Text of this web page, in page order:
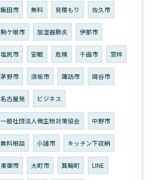
飯田市 無料 見積もり 佐久市
駒ケ根市 加湿器肺炎 伊那市
塩尻市 安眠 危険 千曲市 窓枠
茅野市 須坂市 諏訪市 岡谷市
名古屋発 ビジネス
一般社団法人微生物対策協会 中野市
無料相談 小諸市 キッチン下収納
東御市 大町市 箕輪町 LINE